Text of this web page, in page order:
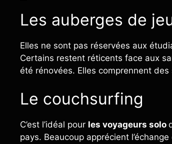
Les auberges de
Elles ne sont pas réservées aux
Certains restent réticents face aux
été rénovées. Elles comprennent
Le couchsurfing
C’est l’idéal pour les voyageurs solo
pays. Beaucoup apprécient